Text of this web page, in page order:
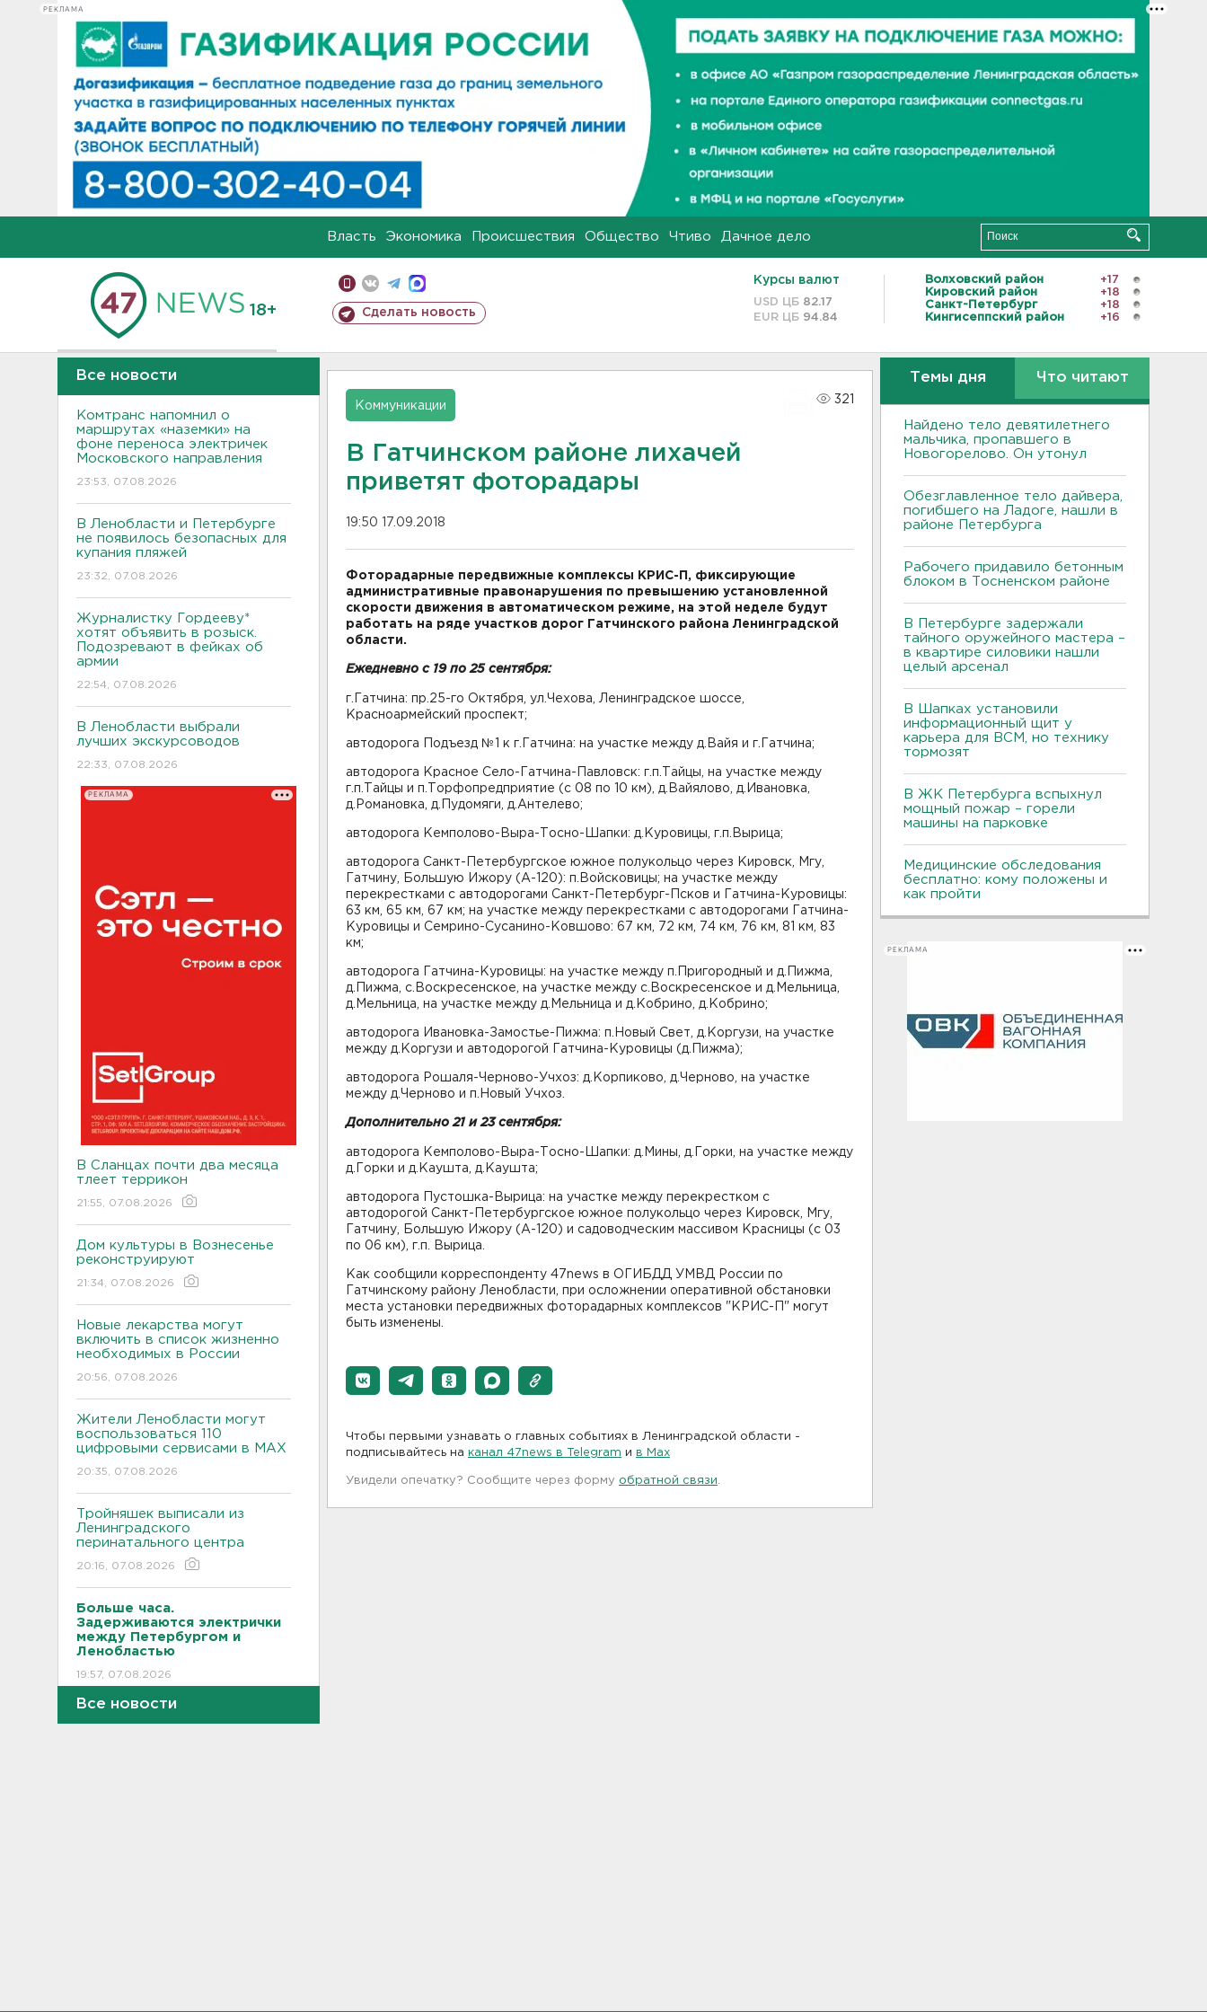
РЕКЛАМА
Власть Экономика Происшествия Общество Чтиво Дачное дело
18+ Сделать новость
Курсы валют
USD ЦБ 82.17
EUR ЦБ 94.84
Волховский район
+17
Кировский район
+18
Санкт-Петербург
+18
Кингисеппский район
+16
Все новости
Комтранс напомнил о
маршрутах «наземки» на
фоне переноса электричек
Московского направления
23:53, 07.08.2026
В Ленобласти и Петербурге
не появилось безопасных для
купания пляжей
23:32, 07.08.2026
Журналистку Гордееву*
хотят объявить в розыск.
Подозревают в фейках об
армии
22:54, 07.08.2026
В Ленобласти выбрали
лучших экскурсоводов
22:33, 07.08.2026
РЕКЛАМА
В Сланцах почти два месяца
тлеет террикон
21:55, 07.08.2026
Дом культуры в Вознесенье
реконструируют
21:34, 07.08.2026
Новые лекарства могут
включить в список жизненно
необходимых в России
20:56, 07.08.2026
Жители Ленобласти могут
воспользоваться 110
цифровыми сервисами в МАХ
20:35, 07.08.2026
Тройняшек выписали из
Ленинградского
перинатального центра
20:16, 07.08.2026
Больше часа.
Задерживаются электрички
между Петербургом и
Ленобластью
19:57, 07.08.2026
Все новости
Коммуникации
321
В Гатчинском районе лихачей
приветят фоторадары
19:50 17.09.2018
Фоторадарные передвижные комплексы КРИС-П, фиксирующие
административные правонарушения по превышению установленной
скорости движения в автоматическом режиме, на этой неделе будут
работать на ряде участков дорог Гатчинского района Ленинградской
области.
Ежедневно с 19 по 25 сентября:
г.Гатчина: пр.25-го Октября, ул.Чехова, Ленинградское шоссе,
Красноармейский проспект;
автодорога Подъезд №1 к г.Гатчина: на участке между д.Вайя и г.Гатчина;
автодорога Красное Село-Гатчина-Павловск: г.п.Тайцы, на участке между
г.п.Тайцы и п.Торфопредприятие (с 08 по 10 км), д.Вайялово, д.Ивановка,
д.Романовка, д.Пудомяги, д.Антелево;
автодорога Кемполово-Выра-Тосно-Шапки: д.Куровицы, г.п.Вырица;
автодорога Санкт-Петербургское южное полукольцо через Кировск, Мгу,
Гатчину, Большую Ижору (А-120): п.Войсковицы; на участке между
перекрестками с автодорогами Санкт-Петербург-Псков и Гатчина-Куровицы:
63 км, 65 км, 67 км; на участке между перекрестками с автодорогами Гатчина-
Куровицы и Семрино-Сусанино-Ковшово: 67 км, 72 км, 74 км, 76 км, 81 км, 83
км;
автодорога Гатчина-Куровицы: на участке между п.Пригородный и д.Пижма,
д.Пижма, с.Воскресенское, на участке между с.Воскресенское и д.Мельница,
д.Мельница, на участке между д.Мельница и д.Кобрино, д.Кобрино;
автодорога Ивановка-Замостье-Пижма: п.Новый Свет, д.Коргузи, на участке
между д.Коргузи и автодорогой Гатчина-Куровицы (д.Пижма);
автодорога Рошаля-Черново-Учхоз: д.Корпиково, д.Черново, на участке
между д.Черново и п.Новый Учхоз.
Дополнительно 21 и 23 сентября:
автодорога Кемполово-Выра-Тосно-Шапки: д.Мины, д.Горки, на участке между
д.Горки и д.Каушта, д.Каушта;
автодорога Пустошка-Вырица: на участке между перекрестком с
автодорогой Санкт-Петербургское южное полукольцо через Кировск, Мгу,
Гатчину, Большую Ижору (А-120) и садоводческим массивом Красницы (с 03
по 06 км), г.п. Вырица.
Как сообщили корреспонденту 47news в ОГИБДД УМВД России по
Гатчинскому району Ленобласти, при осложнении оперативной обстановки
места установки передвижных фоторадарных комплексов "КРИС-П" могут
быть изменены.
Чтобы первыми узнавать о главных событиях в Ленинградской области -
подписывайтесь на канал 47news в Telegram и в Maх
Увидели опечатку? Сообщите через форму обратной связи
Темы дня Что читают
Найдено тело девятилетнего
мальчика, пропавшего в
Новогорелово. Он утонул
Обезглавленное тело дайвера,
погибшего на Ладоге, нашли в
районе Петербурга
Рабочего придавило бетонным
блоком в Тосненском районе
В Петербурге задержали
тайного оружейного мастера –
в квартире силовики нашли
целый арсенал
В Шапках установили
информационный щит у
карьера для ВСМ, но технику
тормозят
В ЖК Петербурга вспыхнул
мощный пожар – горели
машины на парковке
Медицинские обследования
бесплатно: кому положены и
как пройти
РЕКЛАМА